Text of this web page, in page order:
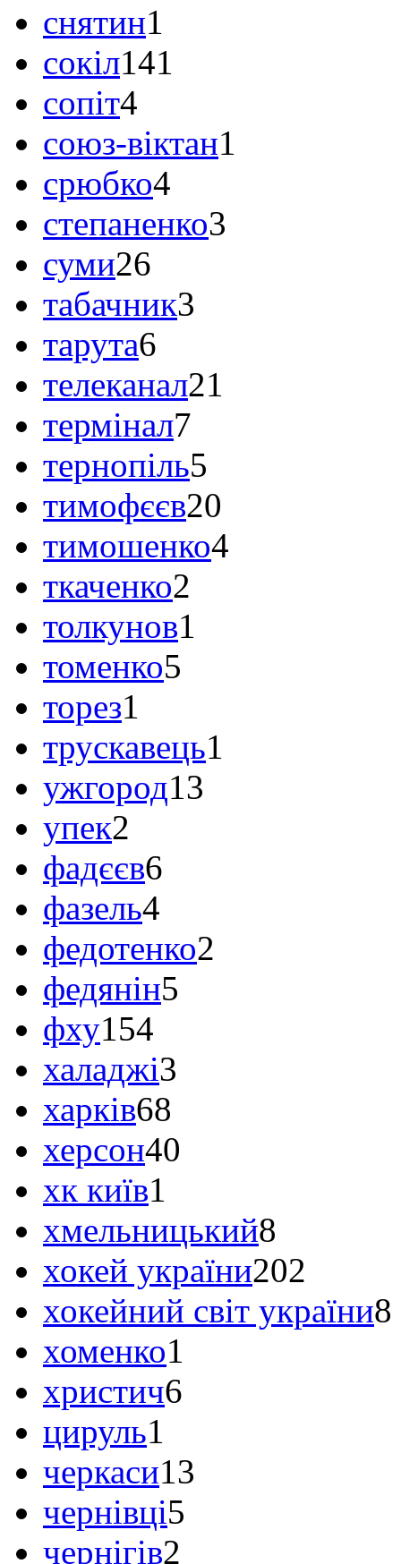
снятин1
сокіл141
сопіт4
союз-віктан1
срюбко4
степаненко3
суми26
табачник3
тарута6
телеканал21
термінал7
тернопіль5
тимофєєв20
тимошенко4
ткаченко2
толкунов1
томенко5
торез1
трускавець1
ужгород13
упек2
фадєєв6
фазель4
федотенко2
федянін5
фху154
халаджі3
харків68
херсон40
хк київ1
хмельницький8
хокей україни202
хокейний світ україни8
хоменко1
христич6
цируль1
черкаси13
чернівці5
чернігів2